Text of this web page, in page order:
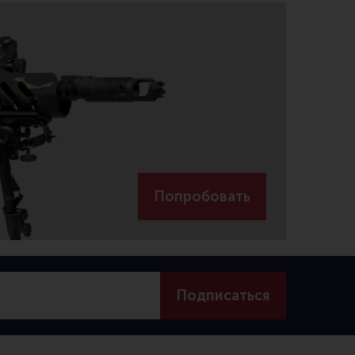
Попробовать
Подписаться